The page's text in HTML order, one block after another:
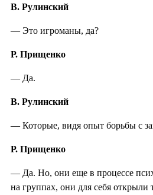
В. Рулинский
— Это игроманы, да?
Р. Прищенко
— Да.
В. Рулинский
— Которые, видя опыт борьбы с
Р. Прищенко
— Да. Но, они еще в процессе
на группах, они для себя открыли